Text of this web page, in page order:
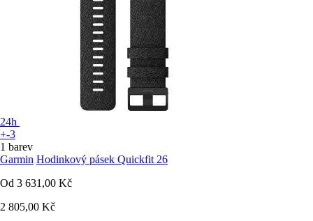
24h
+-3
1 barev
Garmin Hodinkový pásek Quickfit 26
Od 3 631,00 Kč
2 805,00 Kč